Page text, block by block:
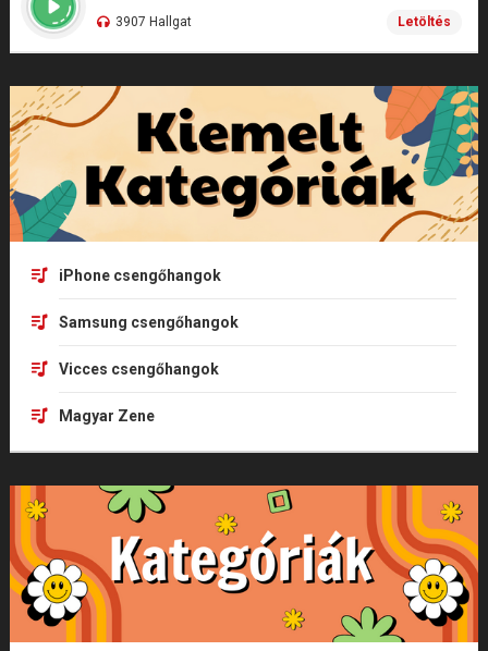
3907 Hallgat Letöltés
iPhone csengőhangok
Samsung csengőhangok
Vicces csengőhangok
Magyar Zene